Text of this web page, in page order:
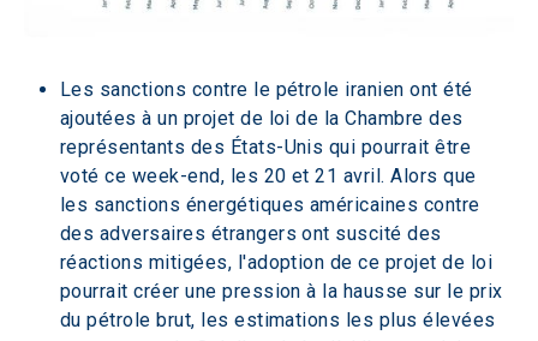
Les sanctions contre le pétrole iranien ont été
ajoutées à un projet de loi de la Chambre des
représentants des États-Unis qui pourrait être
voté ce week-end, les 20 et 21 avril. Alors que
les sanctions énergétiques américaines contre
des adversaires étrangers ont suscité des
réactions mitigées, l'adoption de ce projet de loi
pourrait créer une pression à la hausse sur le prix
du pétrole brut, les estimations les plus élevées